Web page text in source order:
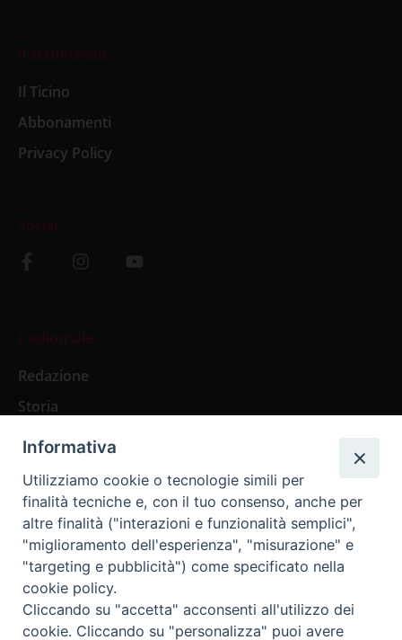
Il settimanale
Il Ticino
Abbonamenti
Privacy Policy
Social
L’editoriale
Redazione
Storia
Abbonamenti
Abbonamento Annuale Digitale
Abbonamento Annuale Cartaceo
Abbonamento Singola Copia Digitale
Informativa
Utilizziamo cookie o tecnologie simili per
finalità tecniche e, con il tuo consenso, anche per
altre finalità ("interazioni e funzionalità semplici",
"miglioramento dell'esperienza", "misurazione" e
"targeting e pubblicità") come specificato nella
cookie policy.
Cliccando su "accetta" acconsenti all'utilizzo dei
cookie. Cliccando su "personalizza" puoi avere